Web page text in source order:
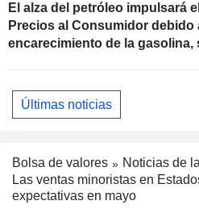
El alza del petróleo impulsará
Precios al Consumidor debido
encarecimiento de la gasolina,
Últimas noticias
Bolsa de valores
Noticias de
Las ventas minoristas en
expectativas en mayo